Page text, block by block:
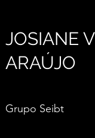
JOSIANE
ARAÚJO
Grupo Seibt